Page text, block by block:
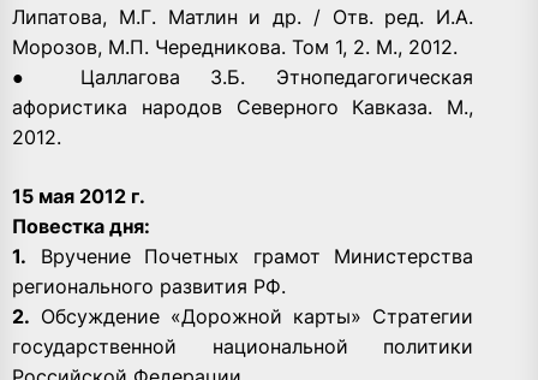
Липатова, М.Г. Матлин и др. / Отв. ред. И.А.
Морозов, М.П. Чередникова. Том 1, 2. М., 2012.
● Цаллагова З.Б. Этнопедагогическая
афористика народов Северного Кавказа. М.,
2012.
15 мая 2012 г.
Повестка дня:
1. Вручение Почетных грамот Министерства
регионального развития РФ.
2. Обсуждение «Дорожной карты» Стратегии
государственной национальной политики